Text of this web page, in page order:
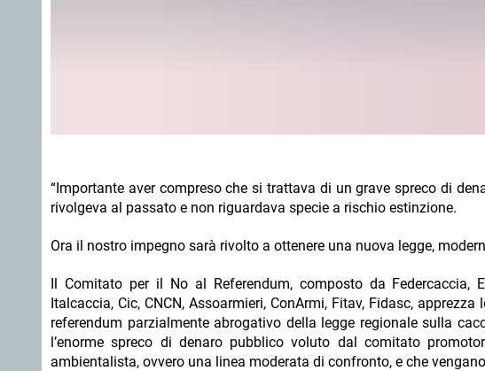
“Importante aver compreso che si trattava di un grave spreco di
rivolgeva al passato e non riguardava specie a rischio estinzione.
Ora il nostro impegno sarà rivolto a ottenere una nuova legge,
Il Comitato per il No al Referendum, composto da Federcaccia,
Italcaccia, Cic, CNCN, Assoarmieri, ConArmi, Fitav, Fidasc,
referendum parzialmente abrogativo della legge regionale sulla
l’enorme spreco di denaro pubblico voluto dal comitato
ambientalista, ovvero una linea moderata di confronto, e che